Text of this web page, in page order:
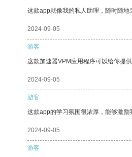
这款app就像我的私人助理，随时随地
2024-09-05
游客
这款加速器VPM应用程序可以给你提
2024-09-05
游客
这款app的学习氛围很浓厚，能够激
2024-09-05
游客